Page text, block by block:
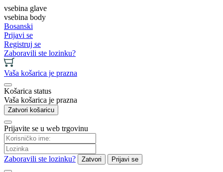
vsebina glave
vsebina body
Bosanski
Prijavi se
Registruj se
Zaboravili ste lozinku?
Vaša košarica je prazna
Košarica status
Vaša košarica je prazna
Zatvori košaricu
Prijavite se u web trgovinu
Zaboravili ste lozinku? Zatvori Prijavi se